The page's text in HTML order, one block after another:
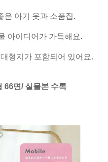
은 아기 옷과 소품집.
아이디어가 가득해요.
형지가 포함되어 있어요.
66면/ 실물본 수록